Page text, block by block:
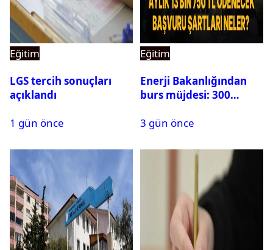
Eğitim
LGS tercih sonuçları
açıklandı
1 gün önce
Eğitim
Enerji Bakanlığından
burs müjdesi: 300
500’e çıkarıldı
3 gün önce